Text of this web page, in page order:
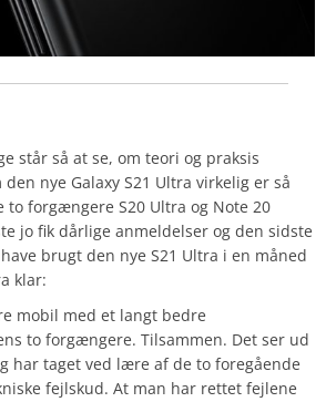
står så at se, om teori og praksis
nye Galaxy S21 Ultra virkelig er så
to forgængere S20 Ultra og Note 20
jo fik dårlige anmeldelser og den sidste
brugt den nye S21 Ultra i en måned
klar:
mobil med et langt bedre
to forgængere. Tilsammen. Det ser ud
har taget ved lære af de to foregående
fejlskud. At man har rettet fejlene